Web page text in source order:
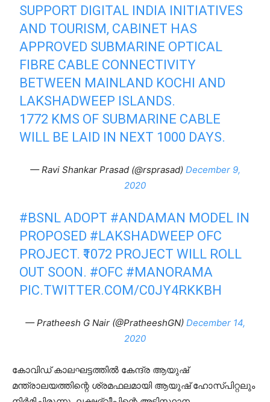
SUPPORT DIGITAL INDIA INITIATIVES
AND TOURISM, CABINET HAS
APPROVED SUBMARINE OPTICAL
FIBRE CABLE CONNECTIVITY
BETWEEN MAINLAND KOCHI AND
LAKSHADWEEP ISLANDS.
1772 KMS OF SUBMARINE CABLE
WILL BE LAID IN NEXT 1000 DAYS.
— Ravi Shankar Prasad (@rsprasad) December 9,
2020
#BSNL ADOPT #ANDAMAN MODEL IN
PROPOSED #LAKSHADWEEP OFC
PROJECT. ₹1072 PROJECT WILL ROLL
OUT SOON. #OFC #MANORAMA
PIC.TWITTER.COM/C0JY4RKKBH
— Pratheesh G Nair (@PratheeshGN) December 14,
2020
കോവിഡ് കാലഘട്ടത്തില്‍ കേന്ദ്ര ആയുഷ്
മന്ത്രാലയത്തിന്റെ ശ്രമഫലമായി ആയുഷ് ഹോസ്പിറ്റലും